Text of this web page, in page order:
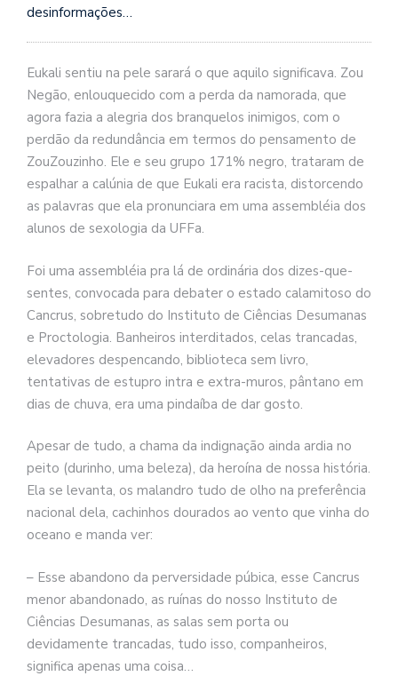
desinformações…
Eukali sentiu na pele sarará o que aquilo significava. Zou
Negão, enlouquecido com a perda da namorada, que
agora fazia a alegria dos branquelos inimigos, com o
perdão da redundância em termos do pensamento de
ZouZouzinho. Ele e seu grupo 171% negro, trataram de
espalhar a calúnia de que Eukali era racista, distorcendo
as palavras que ela pronunciara em uma assembléia dos
alunos de sexologia da UFFa.
Foi uma assembléia pra lá de ordinária dos dizes-que-
sentes, convocada para debater o estado calamitoso do
Cancrus, sobretudo do Instituto de Ciências Desumanas
e Proctologia. Banheiros interditados, celas trancadas,
elevadores despencando, biblioteca sem livro,
tentativas de estupro intra e extra-muros, pântano em
dias de chuva, era uma pindaíba de dar gosto.
Apesar de tudo, a chama da indignação ainda ardia no
peito (durinho, uma beleza), da heroína de nossa história.
Ela se levanta, os malandro tudo de olho na preferência
nacional dela, cachinhos dourados ao vento que vinha do
oceano e manda ver:
– Esse abandono da perversidade púbica, esse Cancrus
menor abandonado, as ruínas do nosso Instituto de
Ciências Desumanas, as salas sem porta ou
devidamente trancadas, tudo isso, companheiros,
significa apenas uma coisa…